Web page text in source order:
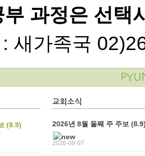
과정은 선택
: 새가족국
(8.9)
교회소식
2026년 8월 둘째 주 주보
2026-08-07